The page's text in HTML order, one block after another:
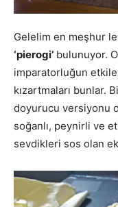
Gelelim en meşhur
‘pierogi’ bulunuyor.
imparatorluğun
kızartmaları bunlar.
doyurucu versiyonu
soğanlı, peynirli ve
sevdikleri sos olan